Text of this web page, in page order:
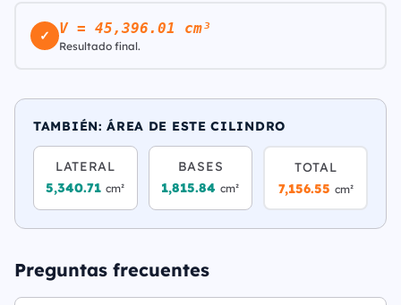
✓ V = 45,396.01 cm³
Resultado final.
TAMBIÉN: ÁREA DE ESTE CILINDRO
LATERAL
5,340.71cm²
BASES
1,815.84cm²
TOTAL
7,156.55 cm²
Preguntas frecuentes